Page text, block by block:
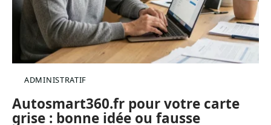
ADMINISTRATIF
Autosmart360.fr pour votre carte
grise : bonne idée ou fausse